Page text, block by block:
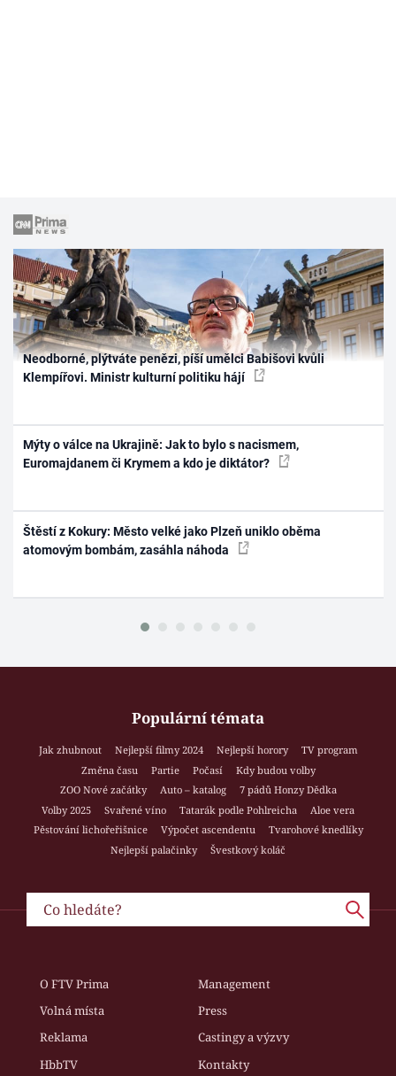
Neodborné, plýtváte penězi, píší umělci Babišovi kvůli
Klempířovi. Ministr kulturní politiku hájí
Mýty o válce na Ukrajině: Jak to bylo s nacismem,
Euromajdanem či Krymem a kdo je diktátor?
Štěstí z Kokury: Město velké jako Plzeň uniklo oběma
atomovým bombám, zasáhla náhoda
Populární témata
Jak zhubnout Nejlepší filmy 2024 Nejlepší horory
TV program
Změna času
Partie Počasí
Kdy budou volby
ZOO Nové začátky
Auto – katalog
7 pádů Honzy Dědka
Volby 2025
Svařené víno Tatarák podle Pohlreicha
Aloe vera
Pěstování lichořeřišnice
Výpočet ascendentu
Tvarohové knedlíky
Nejlepší palačinky
Švestkový koláč
O FTV Prima
Management
Volná místa
Press
Reklama
Castingy a výzvy
HbbTV
Kontakty